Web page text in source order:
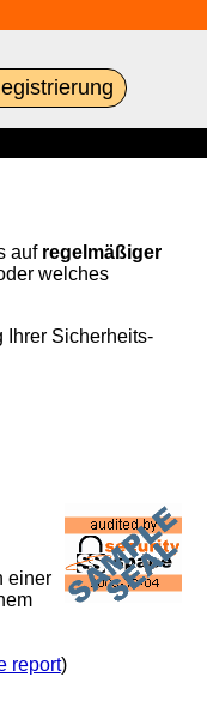
auf regelmäßiger
welches
Ihrer Sicherheits-
einer
report)